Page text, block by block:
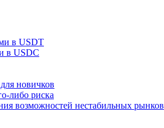
в USDT
в USDC
новичков
либо риска
возможностей нестабильных рынков